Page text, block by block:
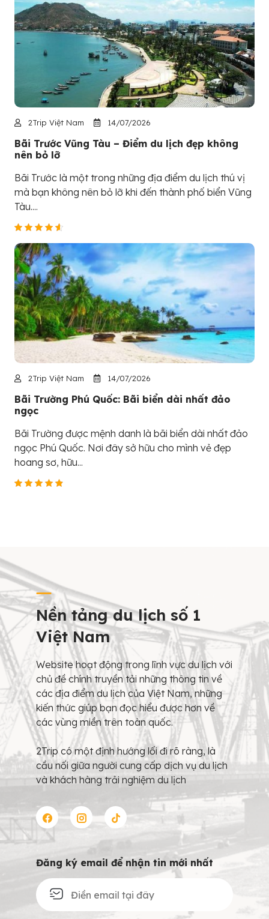
2Trip Việt Nam 14/07/2026
Bãi Trước Vũng Tàu – Điểm du lịch đẹp không
nên bỏ lỡ
Bãi Trước là một trong những địa điểm du lịch thú vị
mà bạn không nên bỏ lỡ khi đến thành phố biển Vũng
Tàu....
2Trip Việt Nam 14/07/2026
Bãi Trường Phú Quốc: Bãi biển dài nhất đảo
ngọc
Bãi Trường được mệnh danh là bãi biển dài nhất đảo
ngọc Phú Quốc. Nơi đây sở hữu cho mình vẻ đẹp
hoang sơ, hữu...
Nền tảng du lịch số 1
Việt Nam
Website hoạt động trong lĩnh vực du lịch với
chủ đề chính truyền tải những thông tin về
các địa điểm du lịch của Việt Nam, những
kiến thức giúp bạn đọc hiểu được hơn về
các vùng miền trên toàn quốc.
2Trip có một định hướng lối đi rõ ràng, là
cầu nối giữa người cung cấp dịch vụ du lịch
và khách hàng trải nghiệm du lịch
Đăng ký email để nhận tin mới nhất